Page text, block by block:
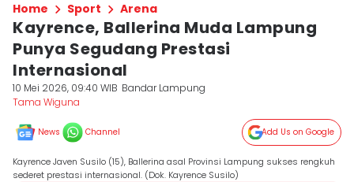
Home Sport Arena
Kayrence, Ballerina Muda Lampung
Punya Segudang Prestasi
Internasional
10 Mei 2026, 09:40 WIB Bandar Lampung
Tama Wiguna
News Channel Add Us on Google
Kayrence Javen Susilo (15), Ballerina asal Provinsi Lampung sukses rengkuh
sederet prestasi internasional. (Dok. Kayrence Susilo)